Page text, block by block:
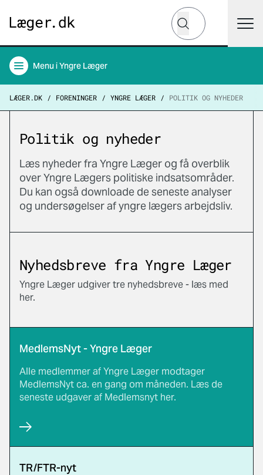
Hvad leder du efter?
Søg
Menu i Yngre Læger
LÆGER.DK FORENINGER YNGRE LÆGER POLITIK OG NYHEDER
Politik og nyheder
Læs nyheder fra Yngre Læger og få overblik
over Yngre Lægers politiske indsatsområder.
Du kan også downloade de seneste analyser
og undersøgelser af yngre lægers arbejdsliv.
Nyhedsbreve fra Yngre Læger
Yngre Læger udgiver tre nyhedsbreve - læs med
her.
MedlemsNyt - Yngre Læger
Alle medlemmer af Yngre Læger modtager
MedlemsNyt ca. en gang om måneden. Læs de
seneste udgaver af Medlemsnyt her.
TR/FTR-nyt